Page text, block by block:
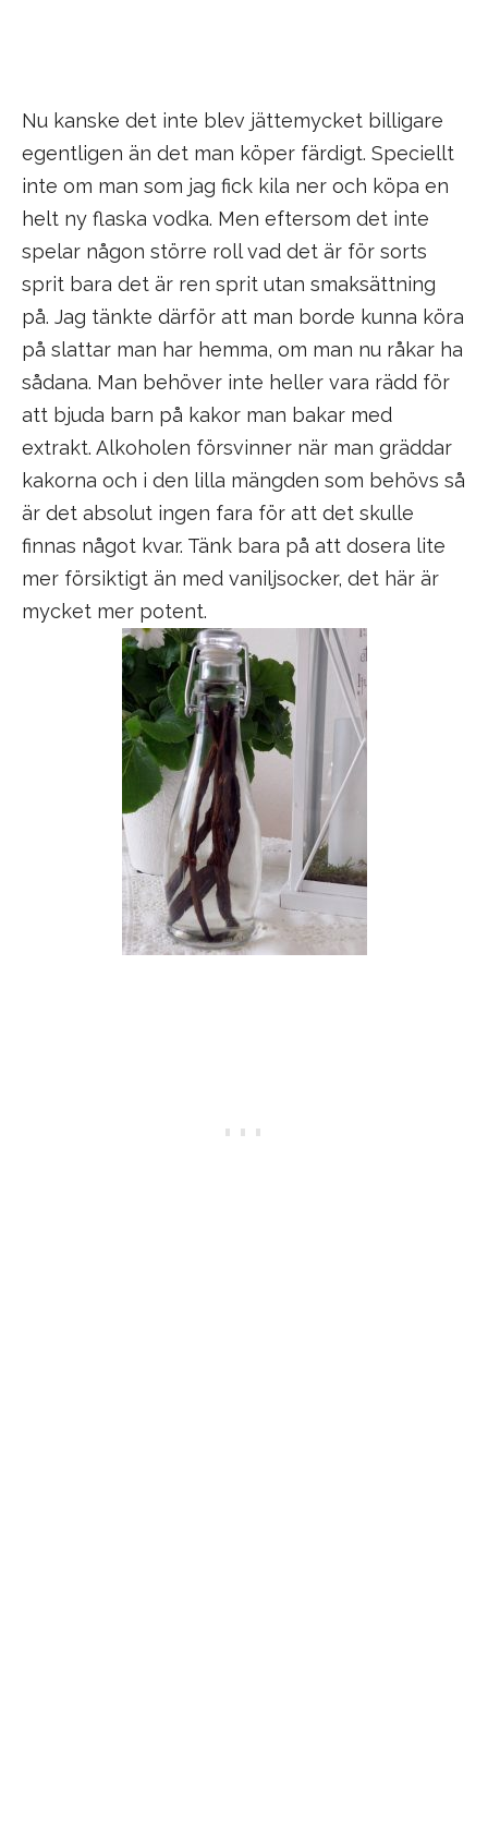
Nu kanske det inte blev jättemycket billigare
egentligen än det man köper färdigt. Speciellt
inte om man som jag fick kila ner och köpa en
helt ny flaska vodka. Men eftersom det inte
spelar någon större roll vad det är för sorts
sprit bara det är ren sprit utan smaksättning
på. Jag tänkte därför att man borde kunna köra
på slattar man har hemma, om man nu råkar ha
sådana. Man behöver inte heller vara rädd för
att bjuda barn på kakor man bakar med
extrakt. Alkoholen försvinner när man gräddar
kakorna och i den lilla mängden som behövs så
är det absolut ingen fara för att det skulle
finnas något kvar. Tänk bara på att dosera lite
mer försiktigt än med vaniljsocker, det här är
mycket mer potent.